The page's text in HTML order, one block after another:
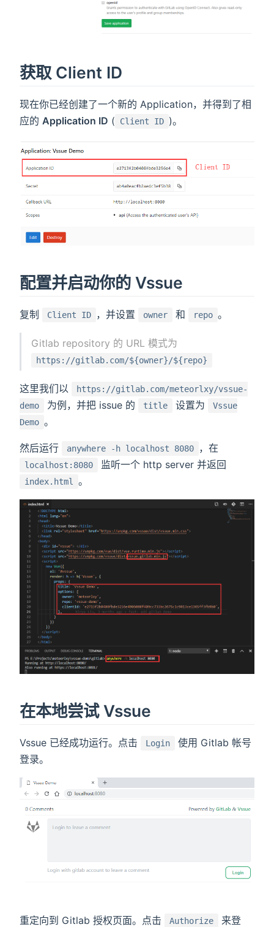
获取 Client ID
现在你已经创建了一个新的 Application，并得到了相
应的 Application ID ( Client ID )。
配置并启动你的 Vssue
复制 Client ID ，并设置 owner 和 repo 。
Gitlab repository 的 URL 模式为
https://gitlab.com/${owner}/${repo}
这里我们以
https://gitlab.com/meteorlxy/vssue-
demo
为例，并把 issue 的 title 设置为
Vssue
Demo 。
然后运行 anywhere -h localhost 8080 ，在
localhost:8080 监听一个 http server 并返回
index.html 。
在本地尝试 Vssue
Vssue 已经成功运行。点击 Login
使用 Gitlab 帐号
登录。
重定向到 Gitlab 授权页面。点击 Authorize
来登